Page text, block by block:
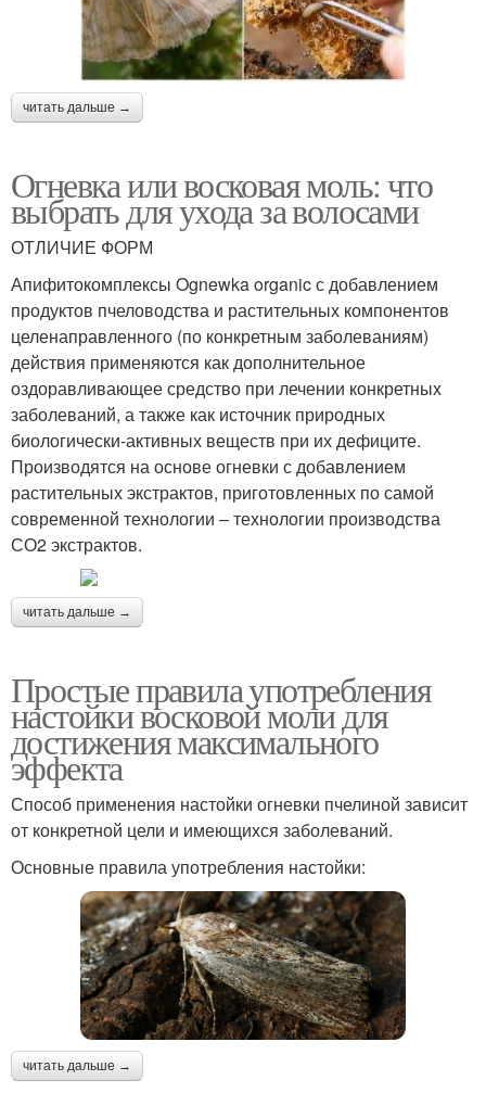
читать дальше →
Огневка или восковая моль: что
выбрать для ухода за волосами
ОТЛИЧИЕ ФОРМ
Апифитокомплексы Ognewka organic с добавлением
продуктов пчеловодства и растительных компонентов
целенаправленного (по конкретным заболеваниям)
действия применяются как дополнительное
оздоравливающее средство при лечении конкретных
заболеваний, а также как источник природных
биологически-активных веществ при их дефиците.
Производятся на основе огневки с добавлением
растительных экстрактов, приготовленных по самой
современной технологии – технологии производства
СО2 экстрактов.
читать дальше →
Простые правила употребления
настойки восковой моли для
достижения максимального
эффекта
Способ применения настойки огневки пчелиной зависит
от конкретной цели и имеющихся заболеваний.
Основные правила употребления настойки:
читать дальше →